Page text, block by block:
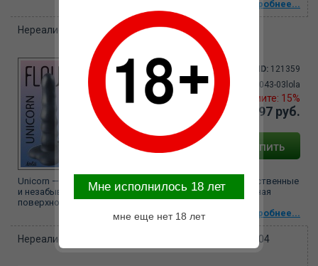
Подробнее...
Нереалистичный дилдо Unicorn Black 2043-03lola
ID: 121359
Артикул:
2043-03lola
Вы экономите: 15%
2397 руб.
КУПИТЬ
Unicorn — это дилдо, созданный для тех, кто ценит чувственные
и незабываемые ощущения. Ярко выраженная рельефная
поверхность нежно усиливает каждое движение,...
Подробнее...
Нереалистичный дилдо Unicorn фиолетовый, 2043-04
Mне исполнилось 18 лет
мне еще нет 18 лет